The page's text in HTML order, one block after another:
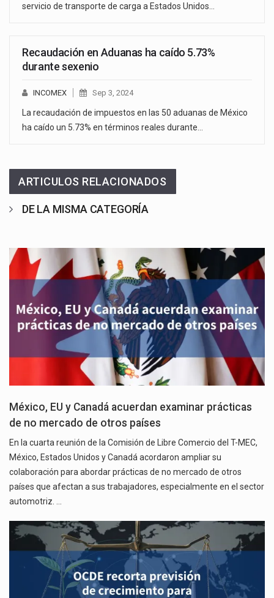
servicio de transporte de carga a Estados Unidos…
Recaudación en Aduanas ha caído 5.73%
durante sexenio
INCOMEX Sep 3, 2024
La recaudación de impuestos en las 50 aduanas de México
ha caído un 5.73% en términos reales durante…
ARTICULOS RELACIONADOS
DE LA MISMA CATEGORÍA
México, EU y Canadá acuerdan examinar prácticas
de no mercado de otros países
En la cuarta reunión de la Comisión de Libre Comercio del T-MEC,
México, Estados Unidos y Canadá acordaron ampliar su
colaboración para abordar prácticas de no mercado de otros
países que afectan a sus trabajadores, especialmente en el sector
automotriz. …